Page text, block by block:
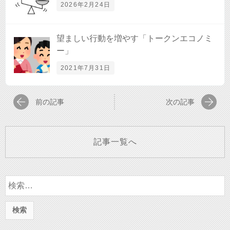
2026年2月24日
望ましい行動を増やす「トークンエコノミ
ー」
2021年7月31日
前の記事 次の記事
記事一覧へ
検
索: